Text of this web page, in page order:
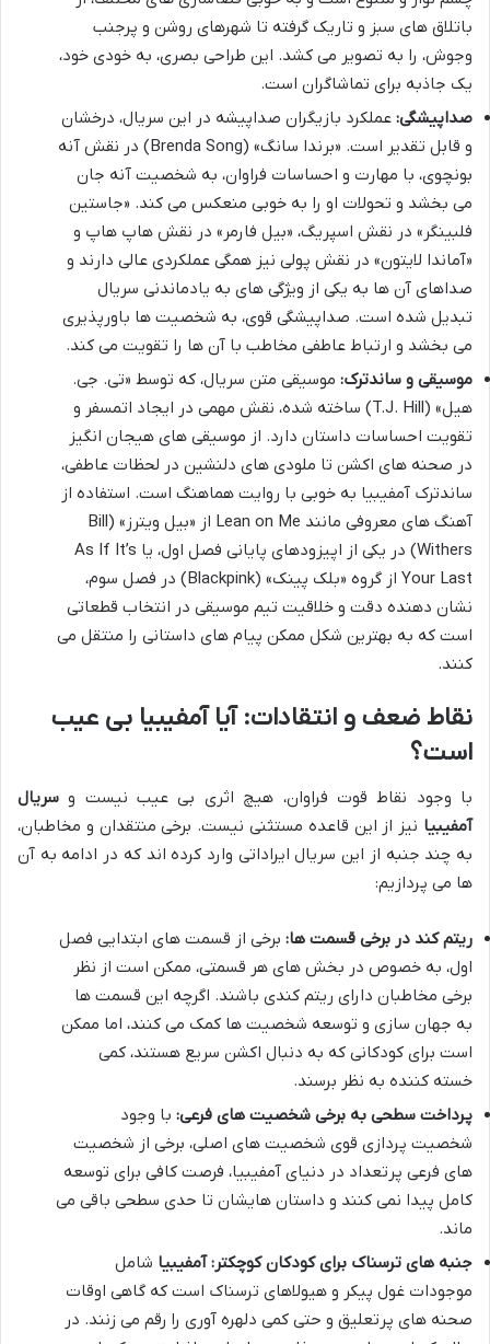
باتلاق های سبز و تاریک گرفته تا شهرهای روشن و پرجنب
وجوش، را به تصویر می کشد. این طراحی بصری، به خودی خود،
یک جاذبه برای تماشاگران است.
صداپیشگی: عملکرد بازیگران صداپیشه در این سریال، درخشان
و قابل تقدیر است. «برندا سانگ» (Brenda Song) در نقش آنه
بونچوی، با مهارت و احساسات فراوان، به شخصیت آنه جان
می بخشد و تحولات او را به خوبی منعکس می کند. «جاستین
فلبینگر» در نقش اسپریگ، «بیل فارمر» در نقش هاپ هاپ و
«آماندا لایتون» در نقش پولی نیز همگی عملکردی عالی دارند و
صداهای آن ها به یکی از ویژگی های به یادماندنی سریال
تبدیل شده است. صداپیشگی قوی، به شخصیت ها باورپذیری
می بخشد و ارتباط عاطفی مخاطب با آن ها را تقویت می کند.
موسیقی و ساندترک: موسیقی متن سریال، که توسط «تی. جی.
هیل» (T.J. Hill) ساخته شده، نقش مهمی در ایجاد اتمسفر و
تقویت احساسات داستان دارد. از موسیقی های هیجان انگیز
در صحنه های اکشن تا ملودی های دلنشین در لحظات عاطفی،
ساندترک آمفیبیا به خوبی با روایت هماهنگ است. استفاده از
آهنگ های معروفی مانند Lean on Me از «بیل ویترز» (Bill
Withers) در یکی از اپیزودهای پایانی فصل اول، یا As If It’s
Your Last از گروه «بلک پینک» (Blackpink) در فصل سوم،
نشان دهنده دقت و خلاقیت تیم موسیقی در انتخاب قطعاتی
است که به بهترین شکل ممکن پیام های داستانی را منتقل می
کنند.
نقاط ضعف و انتقادات: آیا آمفیبیا بی عیب
است؟
با وجود نقاط قوت فراوان، هیچ اثری بی عیب نیست و سریال
آمفیبیا نیز از این قاعده مستثنی نیست. برخی منتقدان و مخاطبان،
به چند جنبه از این سریال ایراداتی وارد کرده اند که در ادامه به آن
ها می پردازیم:
ریتم کند در برخی قسمت ها: برخی از قسمت های ابتدایی فصل
اول، به خصوص در بخش های هر قسمتی، ممکن است از نظر
برخی مخاطبان دارای ریتم کندی باشند. اگرچه این قسمت ها
به جهان سازی و توسعه شخصیت ها کمک می کنند، اما ممکن
است برای کودکانی که به دنبال اکشن سریع هستند، کمی
خسته کننده به نظر برسند.
پرداخت سطحی به برخی شخصیت های فرعی: با وجود
شخصیت پردازی قوی شخصیت های اصلی، برخی از شخصیت
های فرعی پرتعداد در دنیای آمفیبیا، فرصت کافی برای توسعه
کامل پیدا نمی کنند و داستان هایشان تا حدی سطحی باقی می
ماند.
جنبه های ترسناک برای کودکان کوچکتر: آمفیبیا شامل
موجودات غول پیکر و هیولاهای ترسناک است که گاهی اوقات
صحنه های پرتعلیق و حتی کمی دلهره آوری را رقم می زنند. در